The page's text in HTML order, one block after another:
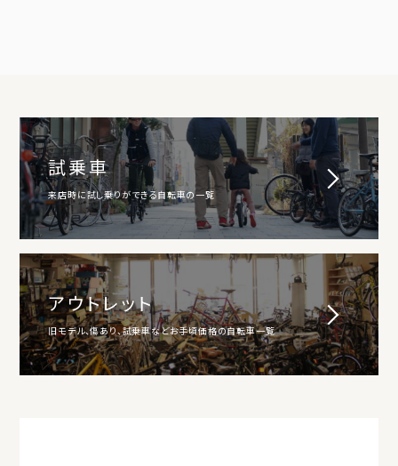
試乗車
来店時に試し乗りができる自転車の一覧
アウトレット
旧モデル、傷あり、試乗車などお手頃価格の自転車一覧